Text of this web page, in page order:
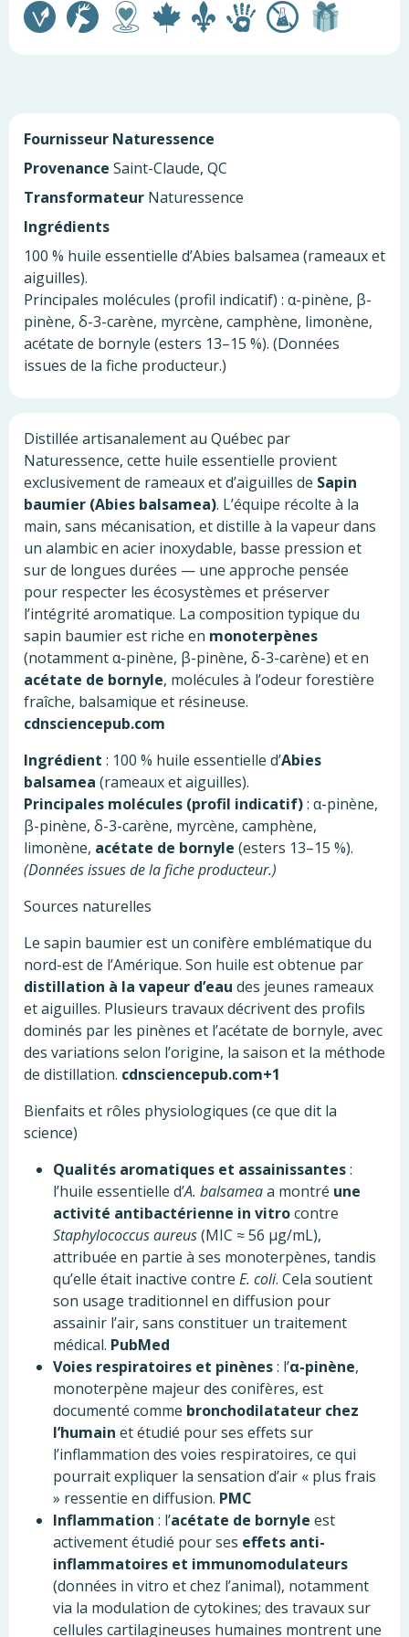
Fournisseur Naturessence
Provenance Saint-Claude, QC
Transformateur Naturessence
Ingrédients
100 % huile essentielle d’Abies balsamea (rameaux et
aiguilles).
Principales molécules (profil indicatif) : α-pinène, β-
pinène, δ-3-carène, myrcène, camphène, limonène,
acétate de bornyle (esters 13–15 %). (Données
issues de la fiche producteur.)
Distillée artisanalement au Québec par
Naturessence, cette huile essentielle provient
exclusivement de rameaux et d’aiguilles de Sapin
baumier (Abies balsamea). L’équipe récolte à la
main, sans mécanisation, et distille à la vapeur dans
un alambic en acier inoxydable, basse pression et
sur de longues durées — une approche pensée
pour respecter les écosystèmes et préserver
l’intégrité aromatique. La composition typique du
sapin baumier est riche en monoterpènes
(notamment α-pinène, β-pinène, δ-3-carène) et en
acétate de bornyle, molécules à l’odeur forestière
fraîche, balsamique et résineuse.
cdnsciencepub.com
Ingrédient : 100 % huile essentielle d’Abies
balsamea (rameaux et aiguilles).
Principales molécules (profil indicatif): α-pinène,
β-pinène, δ-3-carène, myrcène, camphène,
limonène, acétate de bornyle (esters 13–15 %).
(Données issues de la fiche producteur.)
Sources naturelles
Le sapin baumier est un conifère emblématique du
nord-est de l’Amérique. Son huile est obtenue par
distillation à la vapeur d’eau des jeunes rameaux
et aiguilles. Plusieurs travaux décrivent des profils
dominés par les pinènes et l’acétate de bornyle, avec
des variations selon l’origine, la saison et la méthode
de distillation. cdnsciencepub.com+1
Bienfaits et rôles physiologiques (ce que dit la
science)
Qualités aromatiques et assainissantes:
l’huile essentielle d’A. balsameaa montré une
activité antibactérienne in vitrocontre
Staphylococcus aureus(MIC ≈ 56 µg/mL),
attribuée en partie à ses monoterpènes, tandis
qu’elle était inactive contre E. coli. Cela soutient
son usage traditionnel en diffusion pour
assainir l’air, sans constituer un traitement
médical. PubMed
Voies respiratoires et pinènes: l’α-pinène,
monoterpène majeur des conifères, est
documenté comme bronchodilatateur chez
l’humain et étudié pour ses effets sur
l’inflammation des voies respiratoires, ce qui
pourrait expliquer la sensation d’air « plus frais
» ressentie en diffusion. PMC
Inflammation : l’acétate de bornyle est
activement étudié pour ses effets anti-
inflammatoires et immunomodulateurs
(données in vitro et chez l’animal), notamment
via la modulation de cytokines; des travaux sur
cellules cartilagineuses humaines montrent une